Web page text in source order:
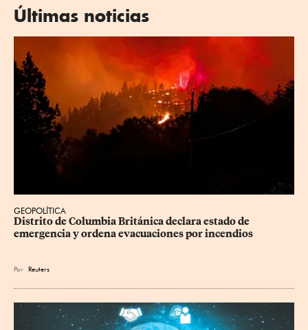
Últimas noticias
GEOPOLÍTICA
Distrito de Columbia Británica declara estado de
emergencia y ordena evacuaciones por incendios
Por Reuters